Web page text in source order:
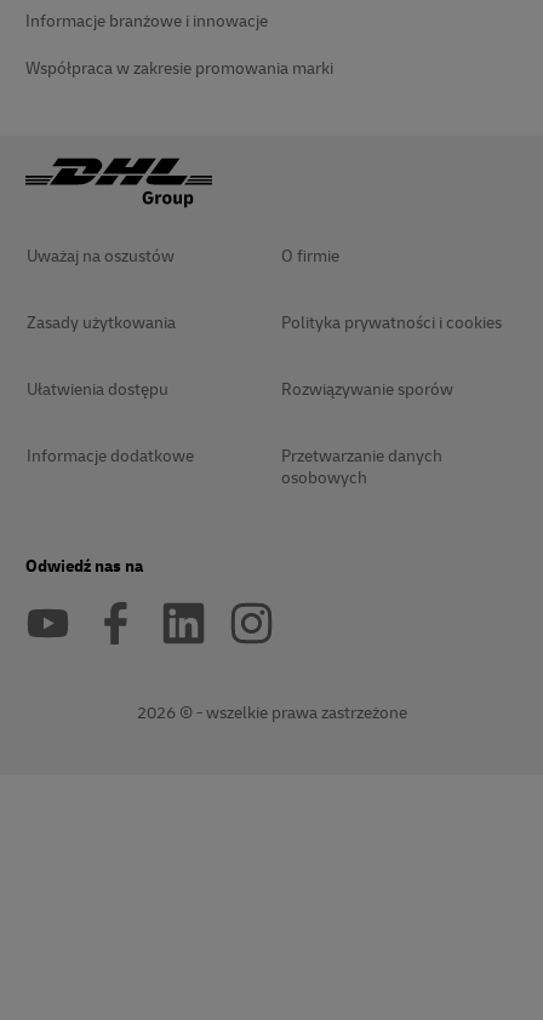
Informacje branżowe i innowacje
Współpraca w zakresie promowania marki
Uważaj na oszustów O firmie
Zasady użytkowania Polityka prywatności i cookies
Ułatwienia dostępu Rozwiązywanie sporów
Informacje dodatkowe
Przetwarzanie danych
osobowych
Odwiedź nas na
2026 © - wszelkie prawa zastrzeżone